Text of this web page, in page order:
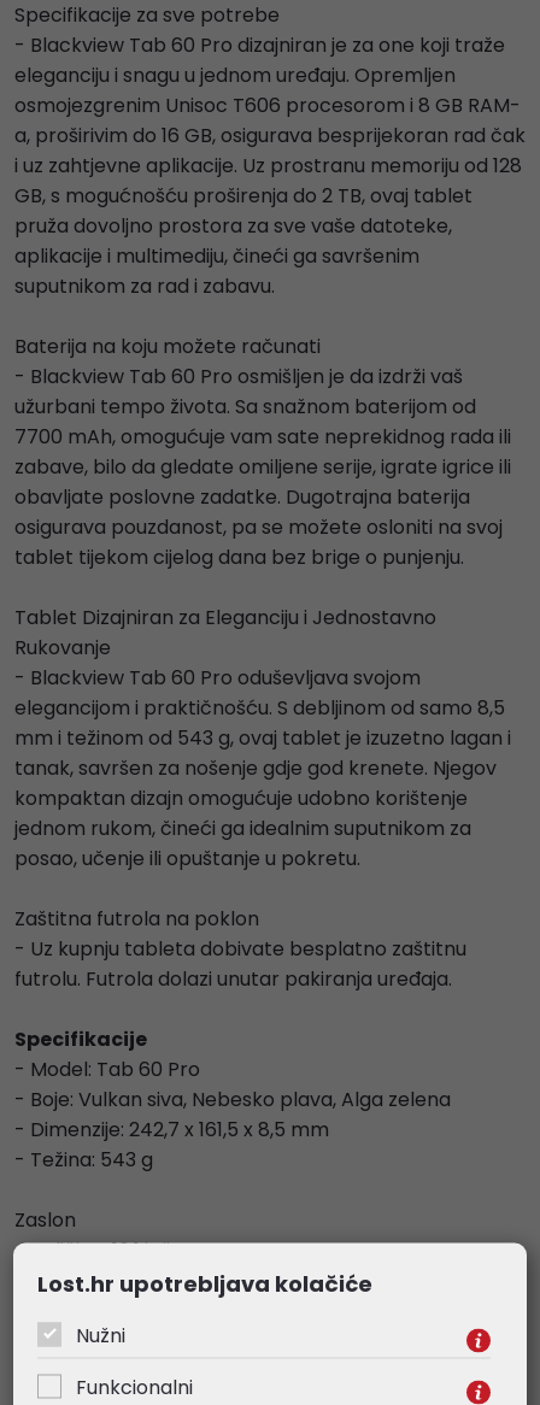
Specifikacije za sve potrebe
- Blackview Tab 60 Pro dizajniran je za one koji traže
eleganciju i snagu u jednom uređaju. Opremljen
osmojezgrenim Unisoc T606 procesorom i 8 GB RAM-
a, proširivim do 16 GB, osigurava besprijekoran rad čak
i uz zahtjevne aplikacije. Uz prostranu memoriju od 128
GB, s mogućnošću proširenja do 2 TB, ovaj tablet
pruža dovoljno prostora za sve vaše datoteke,
aplikacije i multimediju, čineći ga savršenim
suputnikom za rad i zabavu.
Baterija na koju možete računati
- Blackview Tab 60 Pro osmišljen je da izdrži vaš
užurbani tempo života. Sa snažnom baterijom od
7700 mAh, omogućuje vam sate neprekidnog rada ili
zabave, bilo da gledate omiljene serije, igrate igrice ili
obavljate poslovne zadatke. Dugotrajna baterija
osigurava pouzdanost, pa se možete osloniti na svoj
tablet tijekom cijelog dana bez brige o punjenju.
Tablet Dizajniran za Eleganciju i Jednostavno
Rukovanje
- Blackview Tab 60 Pro oduševljava svojom
elegancijom i praktičnošću. S debljinom od samo 8,5
mm i težinom od 543 g, ovaj tablet je izuzetno lagan i
tanak, savršen za nošenje gdje god krenete. Njegov
kompaktan dizajn omogućuje udobno korištenje
jednom rukom, čineći ga idealnim suputnikom za
posao, učenje ili opuštanje u pokretu.
Zaštitna futrola na poklon
- Uz kupnju tableta dobivate besplatno zaštitnu
futrolu. Futrola dolazi unutar pakiranja uređaja.
Specifikacije
- Model: Tab 60 Pro
- Boje: Vulkan siva, Nebesko plava, Alga zelena
- Dimenzije: 242,7 x 161,5 x 8,5 mm
- Težina: 543 g
Zaslon
- Veličina: 10,1 inča
- Tip: HD+ IPS
- Omjer zaslona prema tijelu: 79%
Lost.hr upotrebljava kolačiće
Nužni
Funkcionalni